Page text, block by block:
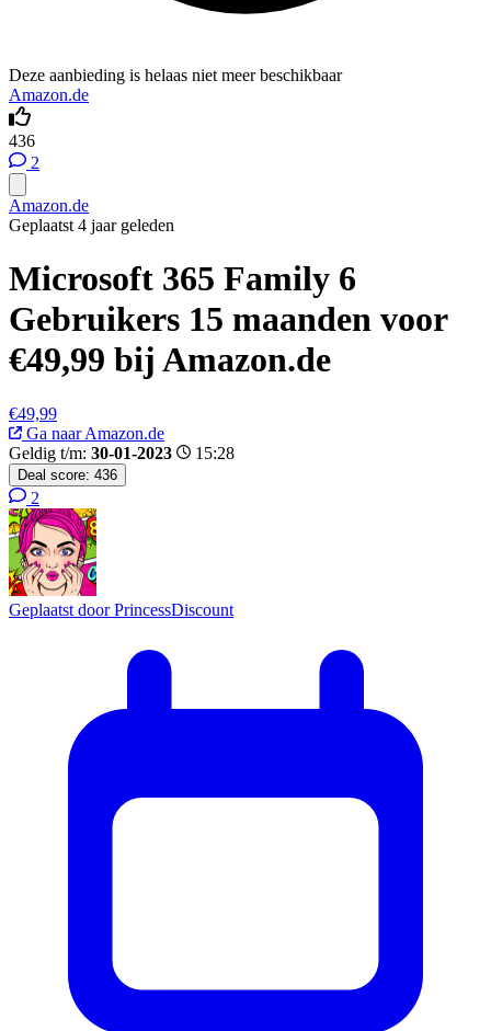
Deze aanbieding is helaas niet meer beschikbaar
Amazon.de
436
2
Amazon.de
Geplaatst 4 jaar geleden
Microsoft 365 Family 6
Gebruikers 15 maanden voor
€49,99 bij Amazon.de
€49,99
Ga naar Amazon.de
Geldig t/m: 30-01-2023 15:28
Deal score: 436
2
Geplaatst doorPrincessDiscount